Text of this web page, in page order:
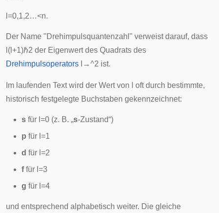
=0,1,2…<n.
Der Name "Drehimpulsquantenzahl" verweist darauf, dass
( +1)ℏ2 der Eigenwert des Quadrats des
Drehimpulsoperators
→^2 ist.
Im laufenden Text wird der Wert von
oft durch bestimmte,
historisch festgelegte Buchstaben gekennzeichnet:
s für =0 (z. B. „s-Zustand“)
p für =1
d für =2
ffür =3
g für =4
und entsprechend alphabetisch weiter. Die gleiche